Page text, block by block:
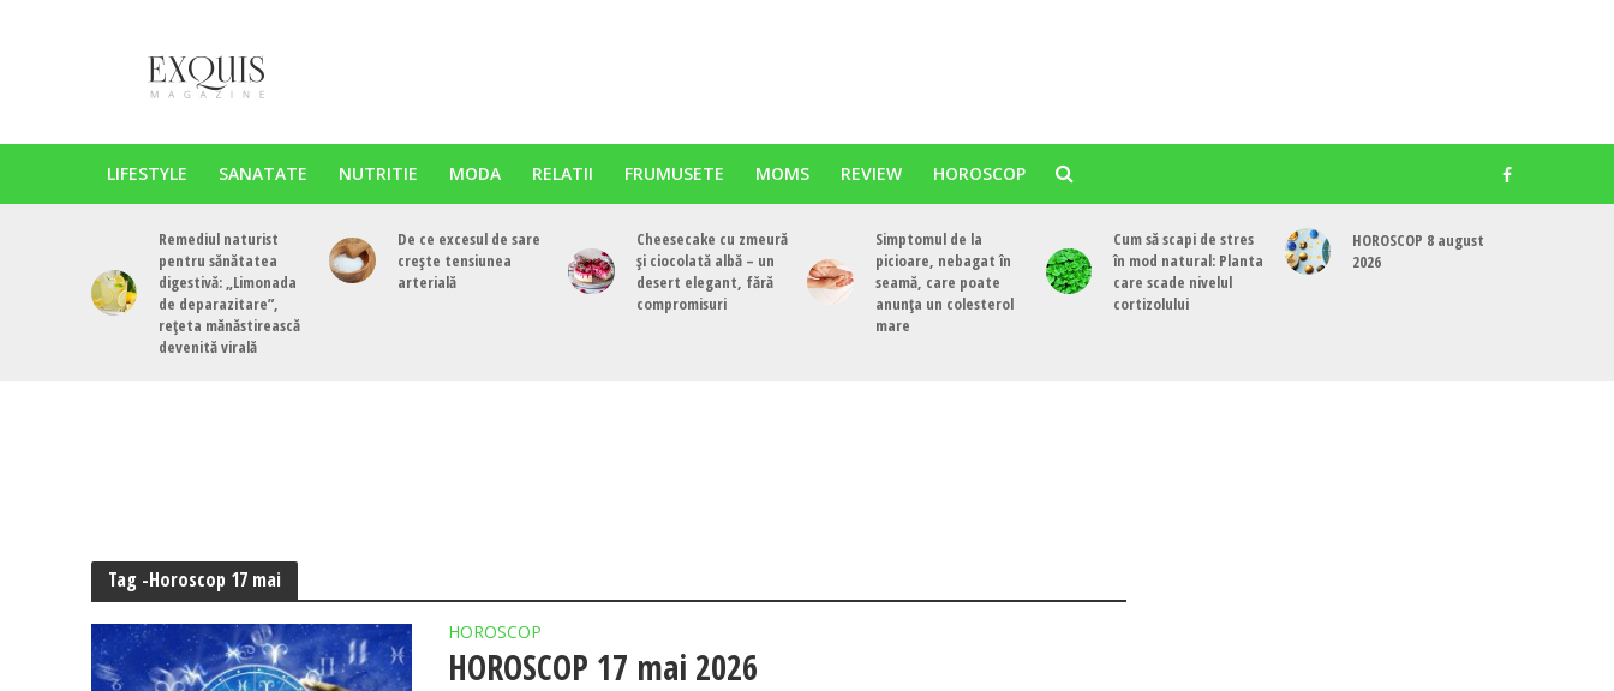
LIFESTYLE SANATATE NUTRITIE MODA RELATII FRUMUSETE MOMS REVIEW HOROSCOP
Remediul naturist
pentru sănătatea
digestivă: „Limonada
de deparazitare”,
rețeta mănăstirească
devenită virală
De ce excesul de sare
crește tensiunea
arterială
Cheesecake cu zmeură
și ciocolată albă – un
desert elegant, fără
compromisuri
Simptomul de la
picioare, nebagat în
seamă, care poate
anunța un colesterol
mare
Cum să scapi de stres
în mod natural: Planta
care scade nivelul
cortizolului
HOROSCOP 8 august
2026
Tag -Horoscop 17 mai
HOROSCOP
HOROSCOP 17 mai 2026